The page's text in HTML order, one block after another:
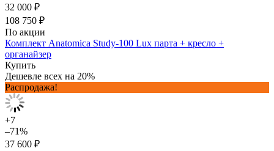
32 000 ₽
108 750 ₽
По акции
Комплект Anatomica Study-100 Lux парта + кресло +
органайзер
Купить
Дешевле всех на 20%
Распродажа!
+7
–71%
37 600 ₽